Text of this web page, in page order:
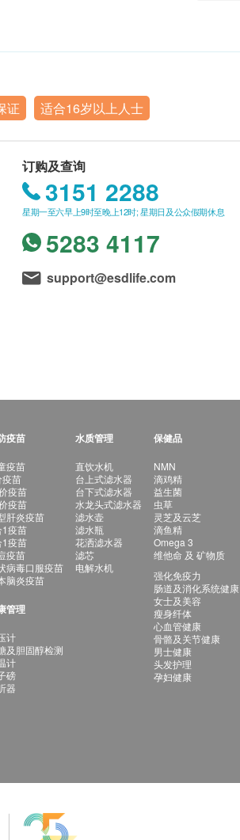
证 适合16岁以上人士
订购及查询
3151 2288
星期一至六早上9时至晚上12时; 星期日及公众假期休息
5283 4117
support@esdlife.com
疫苗
疫苗
苗
疫苗
疫苗
肝炎疫苗
1疫苗
1疫苗
疫苗
病毒口服疫苗
脑炎疫苗
管理
计
及胆固醇检测
计
磅
器
水质管理
直饮水机
台上式滤水器
台下式滤水器
水龙头式滤水器
滤水壶
滤水瓶
花洒滤水器
滤芯
电解水机
保健品
NMN
滴鸡精
益生菌
虫草
灵芝及云芝
滴鱼精
Omega 3
维他命 及 矿物质
强化免疫力
肠道及消化系统健康
女士及美容
瘦身纤体
心血管健康
骨骼及关节健康
男士健康
头发护理
孕妇健康